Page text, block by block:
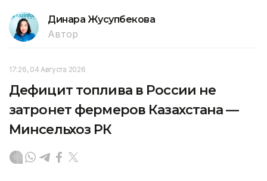
Динара Жусупбекова
Автор
17:26, 04 Августа 2026
Дефицит топлива в России не
затронет фермеров Казахстана —
Минсельхоз РК